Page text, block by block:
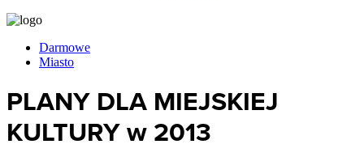
Darmowe
Miasto
PLANY DLA MIEJSKIEJ
KULTURY w 2013